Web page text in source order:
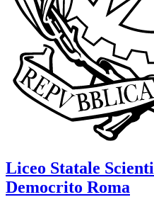
Liceo Statale
Democrito Roma